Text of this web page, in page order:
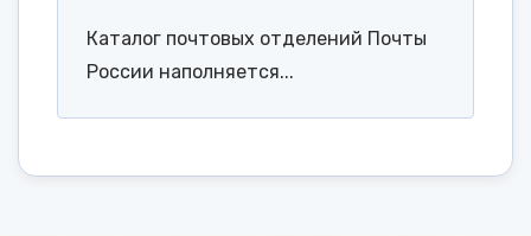
Каталог почтовых отделений Почты
России наполняется...